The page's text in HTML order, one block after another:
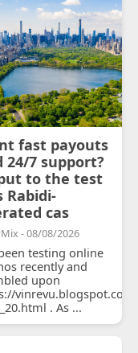
2026/07/11/courtois-
fast payouts
24/7 support?
to the test
Rabidi-
cas
- 08/08/2026
testing online
recently and
upon
. As ...